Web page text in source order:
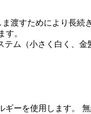
渡すためにより長続
。
ム（小さく白く、金
ーを使用します。